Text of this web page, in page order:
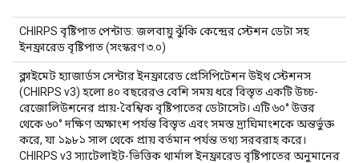
CHIRPS বৃষ্টিপাত পেন্টাড: জলবায়ু ঝুঁকি কেন্দ্রের স্টেশন ডেটা সহ
ইনফ্রারেড বৃষ্টিপাত (সংস্করণ ৩.০)
ক্লাইমেট হ্যাজার্ডস সেন্টার ইনফ্রারেড প্রেসিপিটেশন উইথ স্টেশনস
(CHIRPS v3) হলো ৪০ বছরেরও বেশি সময় ধরে বিস্তৃত একটি উচ্চ-
রেজোলিউশনের প্রায়-বৈশ্বিক বৃষ্টিপাতের ডেটাসেট। এটি ৬০° উত্তর
থেকে ৬০° দক্ষিণ অক্ষাংশ পর্যন্ত বিস্তৃত এবং সমস্ত দ্রাঘিমাংশকে অন্তর্ভুক্ত
করে, যা ১৯৮১ সাল থেকে প্রায় বর্তমান পর্যন্ত তথ্য সরবরাহ করে।
CHIRPS v3 স্যাটেলাইট-ভিত্তিক থার্মাল ইনফ্রারেড বৃষ্টিপাতের অনুমানের